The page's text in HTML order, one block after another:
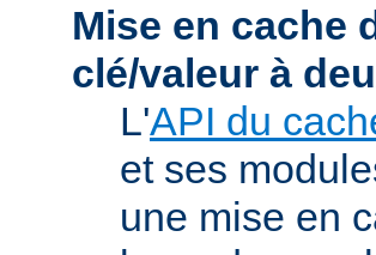
Mise en cache
clé/valeur à
L'API du
et ses
une mise en